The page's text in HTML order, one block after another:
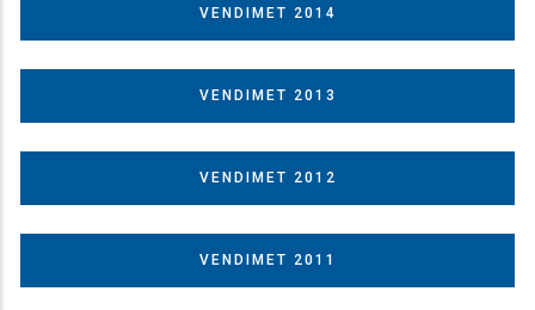
VENDIMET 2014
VENDIMET 2013
VENDIMET 2012
VENDIMET 2011